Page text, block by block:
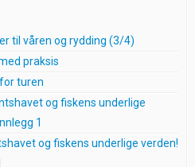
til våren og rydding (3/4)
praksis
turen
og fiskens underlige
1
og fiskens underlige verden!